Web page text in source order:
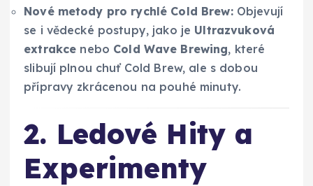
Nové metody pro rychlé Cold Brew:Objevují
se i vědecké postupy, jako je Ultrazvuková
extrakce nebo Cold Wave Brewing, které
slibují plnou chuť Cold Brew, ale s dobou
přípravy zkrácenou na pouhé minuty.
2. Ledové Hity a
Experimenty